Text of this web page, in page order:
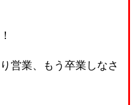
営業、もう卒業しなさ